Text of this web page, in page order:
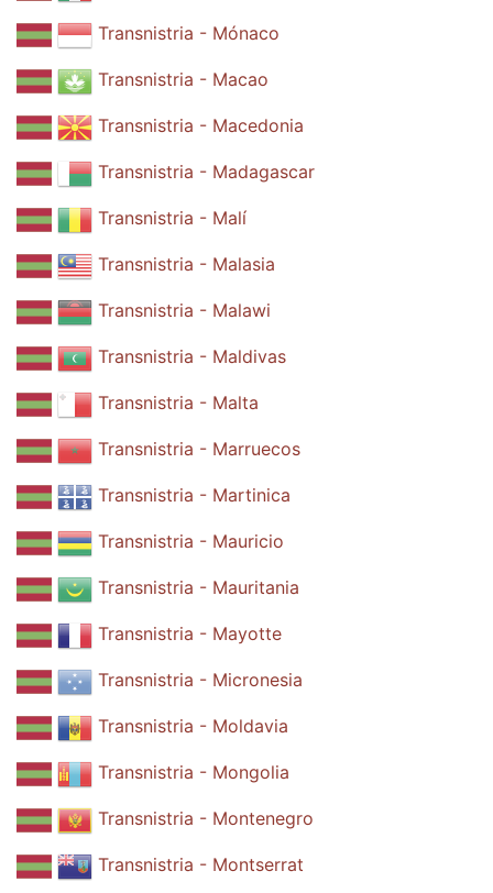
Transnistria - Mónaco
Transnistria - Macao
Transnistria - Macedonia
Transnistria - Madagascar
Transnistria - Malí
Transnistria - Malasia
Transnistria - Malawi
Transnistria - Maldivas
Transnistria - Malta
Transnistria - Marruecos
Transnistria - Martinica
Transnistria - Mauricio
Transnistria - Mauritania
Transnistria - Mayotte
Transnistria - Micronesia
Transnistria - Moldavia
Transnistria - Mongolia
Transnistria - Montenegro
Transnistria - Montserrat